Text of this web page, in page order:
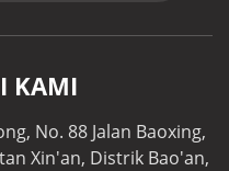
KAMI
No. 88 Jalan Baoxing,
Xin'an, Distrik Bao'an,